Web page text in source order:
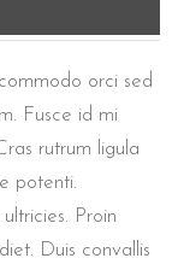
orci sed
Fusce id mi
rutrum ligula
potenti.
Proin
Duis convallis